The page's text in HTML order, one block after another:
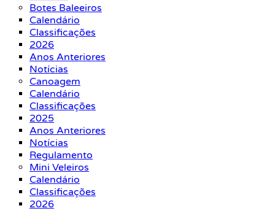
Botes Baleeiros
Calendário
Classificações
2026
Anos Anteriores
Notícias
Canoagem
Calendário
Classificações
2025
Anos Anteriores
Notícias
Regulamento
Mini Veleiros
Calendário
Classificações
2026